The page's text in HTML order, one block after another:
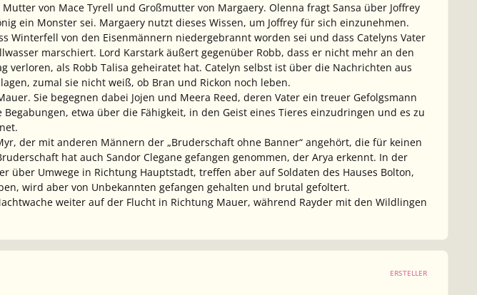
von Mace Tyrell und Großmutter von Margaery. Olenna fragt Sansa über Joffrey
ein Monster sei. Margaery nutzt dieses Wissen, um Joffrey für sich einzunehmen.
Winterfell von den Eisenmännern niedergebrannt worden sei und dass Catelyns Vater
marschiert. Lord Karstark äußert gegenüber Robb, dass er nicht mehr an den
verloren, als Robb Talisa geheiratet hat. Catelyn selbst ist über die Nachrichten aus
zumal sie nicht weiß, ob Bran und Rickon noch leben.
Sie begegnen dabei Jojen und Meera Reed, deren Vater ein treuer Gefolgsmann
etwa über die Fähigkeit, in den Geist eines Tieres einzudringen und es zu
der mit anderen Männern der „Bruderschaft ohne Banner“ angehört, die für keinen
hat auch Sandor Clegane gefangen genommen, der Arya erkennt. In der
über Umwege in Richtung Hauptstadt, treffen aber auf Soldaten des Hauses Bolton,
wird aber von Unbekannten gefangen gehalten und brutal gefoltert.
weiter auf der Flucht in Richtung Mauer, während Rayder mit den Wildlingen
ERSTELLER